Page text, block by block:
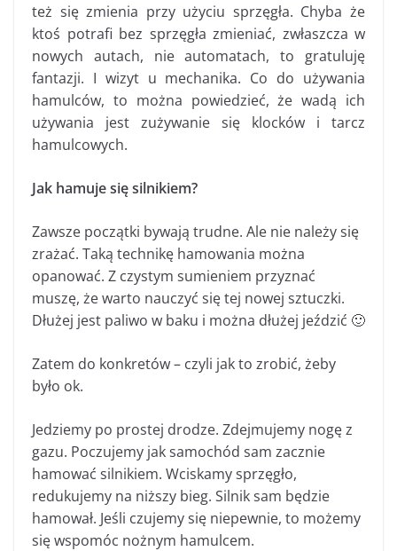
też się zmienia przy użyciu sprzęgła. Chyba że
ktoś potrafi bez sprzęgła zmieniać, zwłaszcza w
nowych autach, nie automatach, to gratuluję
fantazji. I wizyt u mechanika. Co do używania
hamulców, to można powiedzieć, że wadą ich
używania jest zużywanie się klocków i tarcz
hamulcowych.
Jak hamuje się silnikiem?
Zawsze początki bywają trudne. Ale nie należy się
zrażać. Taką technikę hamowania można
opanować. Z czystym sumieniem przyznać
muszę, że warto nauczyć się tej nowej sztuczki.
Dłużej jest paliwo w baku i można dłużej jeździć 🙂
Zatem do konkretów – czyli jak to zrobić, żeby
było ok.
Jedziemy po prostej drodze. Zdejmujemy nogę z
gazu. Poczujemy jak samochód sam zacznie
hamować silnikiem. Wciskamy sprzęgło,
redukujemy na niższy bieg. Silnik sam będzie
hamował. Jeśli czujemy się niepewnie, to możemy
się wspomóc nożnym hamulcem.